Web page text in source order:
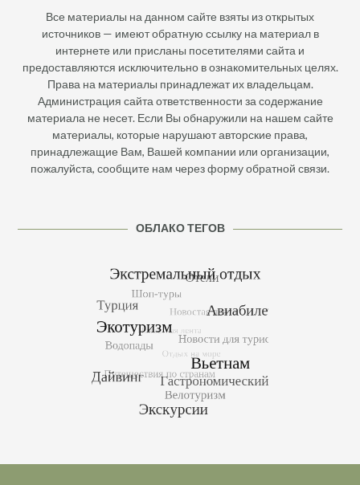
Все материалы на данном сайте взяты из открытых
источников — имеют обратную ссылку на материал в
интернете или присланы посетителями сайта и
предоставляются исключительно в ознакомительных целях.
Права на материалы принадлежат их владельцам.
Администрация сайта ответственности за содержание
материала не несет. Если Вы обнаружили на нашем сайте
материалы, которые нарушают авторские права,
принадлежащие Вам, Вашей компании или организации,
пожалуйста, сообщите нам через форму обратной связи.
ОБЛАКО ТЕГОВ